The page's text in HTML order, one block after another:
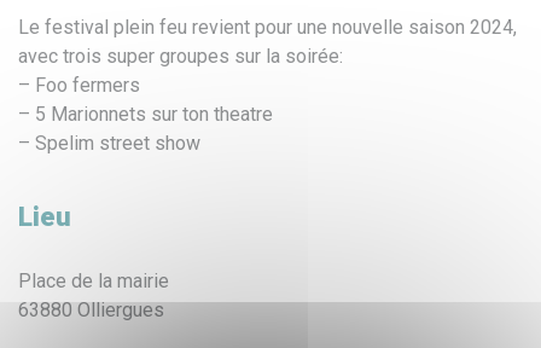
Le festival plein feu revient pour une nouvelle saison 2024,
avec trois super groupes sur la soirée:
– Foo fermers
– 5 Marionnets sur ton theatre
– Spelim street show
Lieu
Place de la mairie
63880 Olliergues